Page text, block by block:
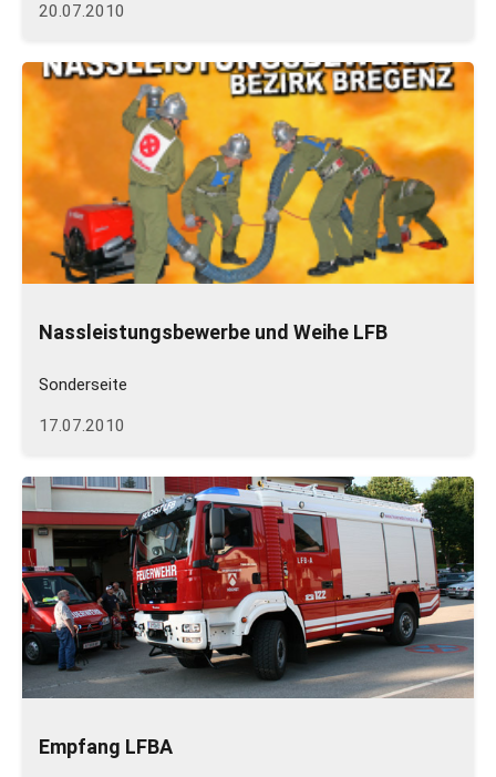
20.07.2010
Nassleistungsbewerbe und Weihe LFB
Sonderseite
17.07.2010
Empfang LFBA